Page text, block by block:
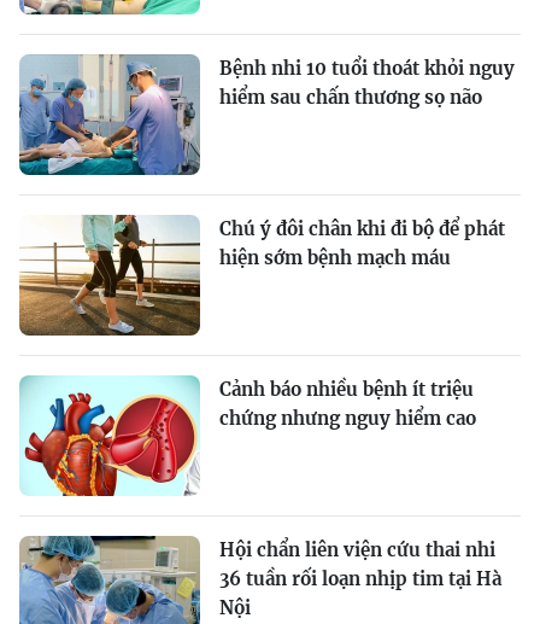
Bệnh nhi 10 tuổi thoát khỏi nguy
hiểm sau chấn thương sọ não
Chú ý đôi chân khi đi bộ để phát
hiện sớm bệnh mạch máu
Cảnh báo nhiều bệnh ít triệu
chứng nhưng nguy hiểm cao
Hội chẩn liên viện cứu thai nhi
36 tuần rối loạn nhịp tim tại Hà
Nội